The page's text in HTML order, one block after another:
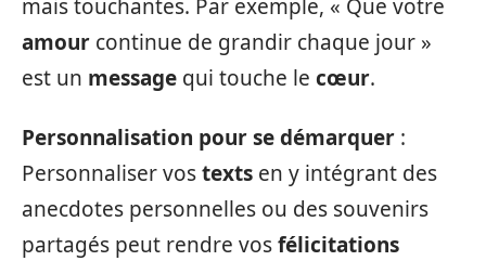
mais touchantes. Par exemple, « Que votre
amour continue de grandir chaque jour »
est un message qui touche le cœur.
Personnalisation pour se démarquer :
Personnaliser vostexts en y intégrant des
anecdotes personnelles ou des souvenirs
partagés peut rendre vosfélicitations